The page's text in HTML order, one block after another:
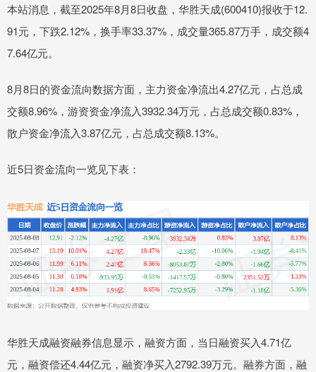
本站消息，截至2025年8月8日收盘，华胜天成(600410)报收于12.
91元，下跌2.12%，换手率33.37%，成交量365.87万手，成交额4
7.64亿元。
8月8日的资金流向数据方面，主力资金净流出4.27亿元，占总成
交额8.96%，游资资金净流入3932.34万元，占总成交额0.83%，
散户资金净流入3.87亿元，占总成交额8.13%。
近5日资金流向一览见下表：
华胜天成融资融券信息显示，融资方面，当日融资买入4.71亿
元，融资偿还4.44亿元，融资净买入2792.39万元。融券方面，融